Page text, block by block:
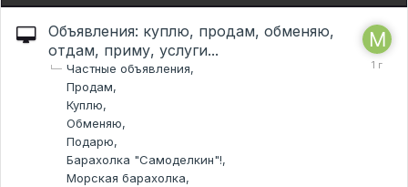
Объявления: куплю, продам, обменяю,
отдам, приму, услуги...
Частные объявления
Продам
Куплю
Обменяю
Подарю
Барахолка "Самоделкин"!
Морская барахолка